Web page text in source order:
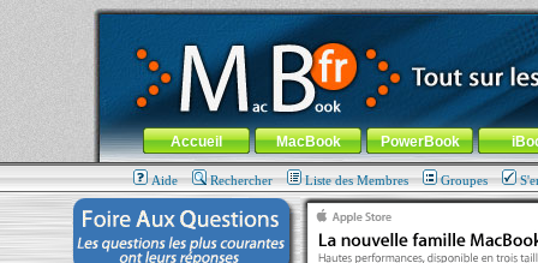
MacBook-fr.com : 100% Apple... 100% nomade !
Aller au contenu-Aller au menu général-Aller au menu de
Menu général
Accueil MacBook PowerBook
Aide Rechercher Liste des Membres Groupes